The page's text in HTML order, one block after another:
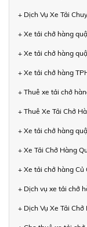
+ Dịch Vụ Xe Tải
+ Xe tải chở hàng
+ Xe tải chở hàng
+ Xe tải chở hàng
+ Thuê xe tải chở
+ Thuê Xe Tải Chở
+ Xe tải chở hàng
+ Xe Tải Chở Hàng
+ Xe tải chở hàng Củ
+ Dịch vụ xe tải chở
+ Dịch Vụ Xe Tải